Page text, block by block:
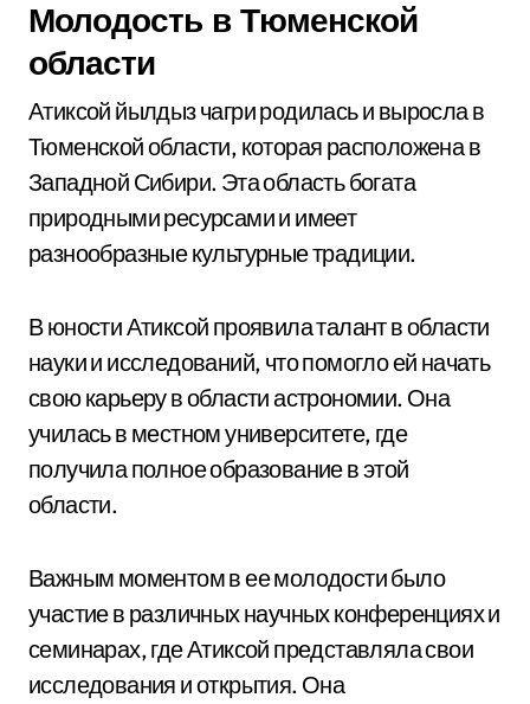
Молодость в Тюменской
области
Атиксой йылдыз чагри родилась и выросла в
Тюменской области, которая расположена в
Западной Сибири. Эта область богата
природными ресурсами и имеет
разнообразные культурные традиции.
В юности Атиксой проявила талант в области
науки и исследований, что помогло ей начать
свою карьеру в области астрономии. Она
училась в местном университете, где
получила полное образование в этой
области.
Важным моментом в ее молодости было
участие в различных научных конференциях и
семинарах, где Атиксой представляла свои
исследования и открытия. Она